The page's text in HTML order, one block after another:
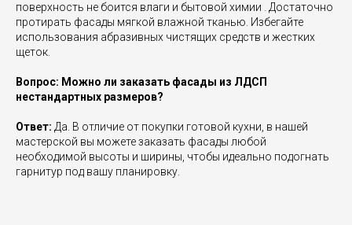
поверхность не боится влаги и бытовой химии . Достаточно
протирать фасады мягкой влажной тканью. Избегайте
использования абразивных чистящих средств и жестких
щеток.
Вопрос: Можно ли заказать фасады из ЛДСП
нестандартных размеров?
Ответ: Да. В отличие от покупки готовой кухни, в нашей
мастерской вы можете заказать фасады любой
необходимой высоты и ширины, чтобы идеально подогнать
гарнитур под вашу планировку.